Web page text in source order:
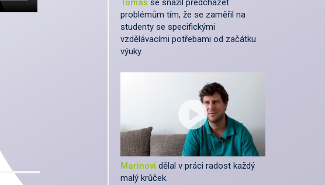
problémům tím, že se zaměřil na
studenty se specifickými
vzdělávacími potřebami od začátku
výuky.
Marinovi dělal v práci radost každý
malý krůček.